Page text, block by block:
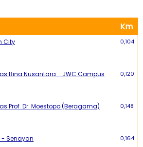
Km
City 0,104
Bina Nusantara - JWC Campus 0,120
Prof. Dr. Moestopo (Beragama) 0,148
- Senayan 0,164